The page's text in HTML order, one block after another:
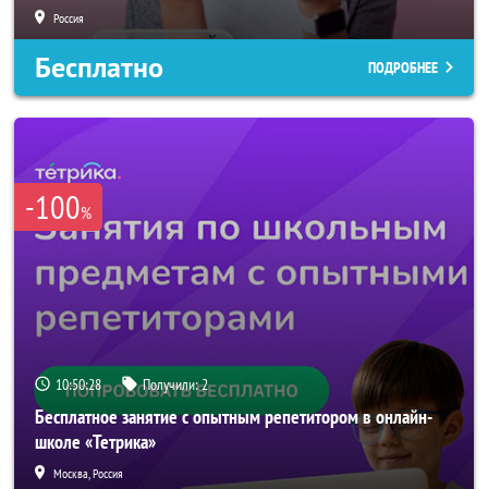
Россия
Бесплатно ПОДРОБНЕЕ
-100%
10:50:27 Получили:2
Бесплатное занятие с опытным репетитором в онлайн-
школе «Тетрика»
Москва, Россия